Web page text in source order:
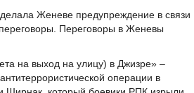
Женеве предупреждение в связи
Переговоры в Женевы
на выход на улицу) в Джизре» –
операции в